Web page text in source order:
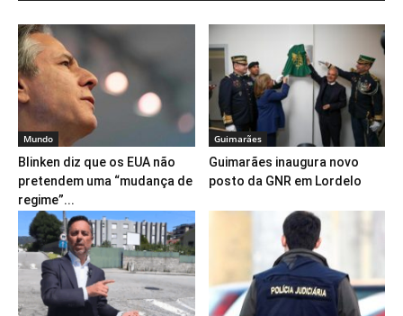
Mundo
Blinken diz que os EUA não
pretendem uma “mudança de
regime”...
Guimarães
Guimarães inaugura novo
posto da GNR em Lordelo